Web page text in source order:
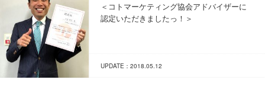
＜コトマーケティング協会アドバイザーに
認定いただきましたっ！＞
UPDATE：2018.05.12